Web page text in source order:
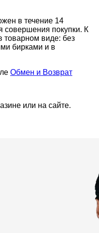
в течение 14
совершения покупки. К
товарном виде: без
бирками и в
Обмен и Возврат
или на сайте.